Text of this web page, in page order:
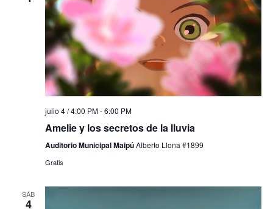
julio 4 / 4:00 PM-6:00 PM
Amelie y los secretos de la lluvia
Auditorio Municipal MaipúAlberto Llona #1899
Gratis
SÁB
4